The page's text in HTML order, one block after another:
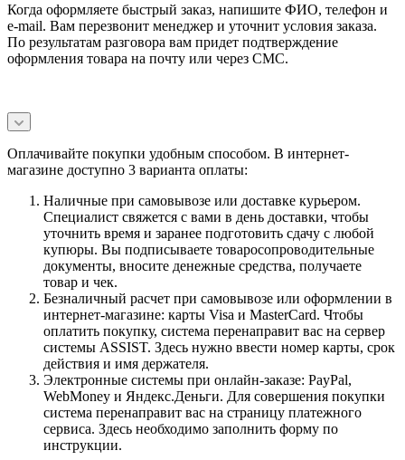
Когда оформляете быстрый заказ, напишите ФИО, телефон и
e-mail. Вам перезвонит менеджер и уточнит условия заказа.
По результатам разговора вам придет подтверждение
оформления товара на почту или через СМС.
Оплачивайте покупки удобным способом. В интернет-
магазине доступно 3 варианта оплаты:
Наличные при самовывозе или доставке курьером.
Специалист свяжется с вами в день доставки, чтобы
уточнить время и заранее подготовить сдачу с любой
купюры. Вы подписываете товаросопроводительные
документы, вносите денежные средства, получаете
товар и чек.
Безналичный расчет при самовывозе или оформлении в
интернет-магазине: карты Visa и MasterCard. Чтобы
оплатить покупку, система перенаправит вас на сервер
системы ASSIST. Здесь нужно ввести номер карты, срок
действия и имя держателя.
Электронные системы при онлайн-заказе: PayPal,
WebMoney и Яндекс.Деньги. Для совершения покупки
система перенаправит вас на страницу платежного
сервиса. Здесь необходимо заполнить форму по
инструкции.